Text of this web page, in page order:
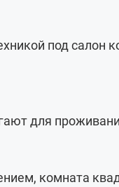
под салон
для
комната